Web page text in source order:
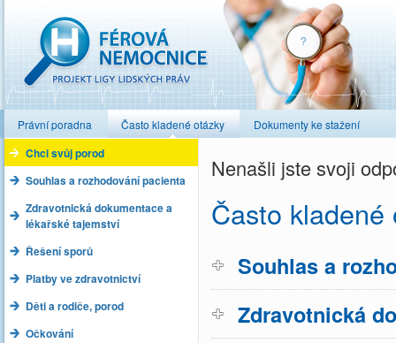
Právní poradna Často kladené otázky Dokumenty ke stažení
Chci svůj porod
Souhlas a rozhodování pacienta
Zdravotnická dokumentace a
lékařské tajemství
Řešení sporů
Platby ve zdravotnictví
Děti a rodiče, porod
Očkování
Nenašli jste svoji
Často kladené
Souhlas a
Zdravotnická